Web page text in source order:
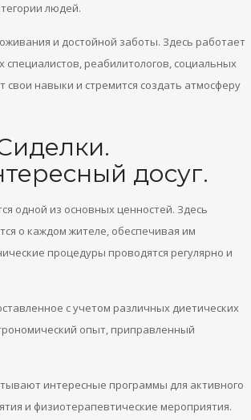
людей.
и достойной заботы. Здесь работает
реабилитологов, социальных
свои навыки и стремится создать атмосферу
досуг.
одной из основных ценностей. Здесь
о каждом жителе, обеспечивая им
процедуры проводятся регулярно и
с учетом различных диетических
опыт, приправленный
интересные программы для активного
и физиотерапевтические мероприятия.